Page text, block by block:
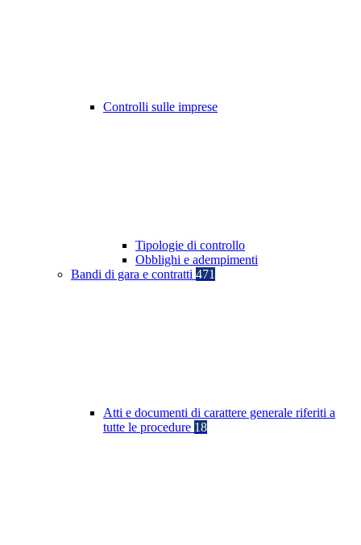
Controlli sulle imprese
Tipologie di controllo
Obblighi e adempimenti
Bandi di gara e contratti 471
Atti e documenti di carattere generale riferiti a
tutte le procedure 18